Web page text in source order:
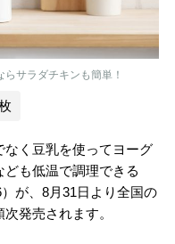
サラダチキンも簡単！
く豆乳を使ってヨーグ
も低温で調理できる
が、8月31日より全国の
発売されます。